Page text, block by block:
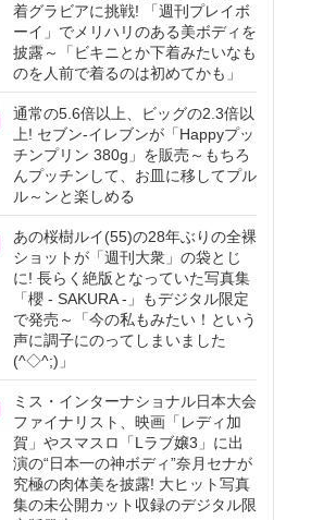
着グラビアに挑戦! 「週刊プレイボ
ーイ」でメリハリのある美ボディを
披露～「ビキニとか下着みたいなも
のを人前で着るのは初めてかも」
通常の5.6倍以上、ビッグの2.3倍以
上! セブン‐イレブンが「Happyプッ
チンプリン 380g」を販売～もちろ
んプッチンして、お皿に移してプル
ル～ンと楽しめる
あの桜樹ルイ(55)の28年ぶりの全裸
ショットが「週刊大衆」の袋とじ
に! 長らく絶版となっていた写真集
「櫻 - SAKURA -」もデジタル限定
で発売～「今の私もみたい！という
声に調子にのってしまいました
(^◇^;)」
ミス・インターナショナル日本大会
ファイナリスト、映画「レディ加
賀」やスマスロ「Lラブ嬢3」に出
演の“日本一の神ボディ”奈月セナが
究極の肉体美を披露! 大ヒット写真
集の未公開カット収録のデジタル限